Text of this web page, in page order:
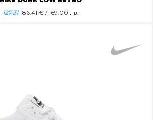
127.31 86.41 € / 169.00 лв.